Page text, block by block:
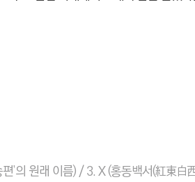
편’의 원래 이름) / 3. X (홍동백서(紅東